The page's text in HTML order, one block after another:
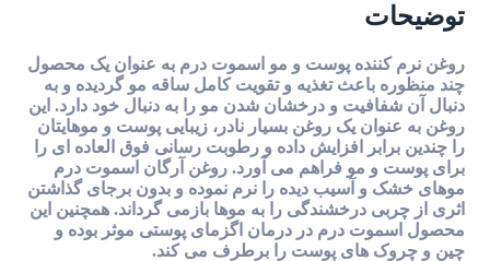
توضیحات
روغن نرم کننده پوست و مو اسموت درم به عنوان یک محصول
چند منظوره باعث تغذیه و تقویت کامل ساقه مو گردیده و به
دنبال آن شفافیت و درخشان شدن مو را به دنبال خود دارد. این
روغن به عنوان یک روغن بسیار نادر، زیبایی پوست و موهایتان
را چندین برابر افزایش داده و رطوبت رسانی فوق العاده ای را
برای پوست و مو فراهم می آورد. روغن آرگان اسموت درم
موهای خشک و آسیب دیده را نرم نموده و بدون برجای گذاشتن
اثری از چربی درخشندگی را به موها بازمی گرداند. همچنین این
محصول اسموت درم در درمان اگزمای پوستی موثر بوده و
چین و چروک های پوست را برطرف می کند.